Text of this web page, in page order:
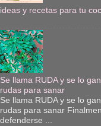
ideas y recetas para tu
Se llama RUDA y se lo
rudas para sanar
Se llama RUDA y se lo
rudas para sanar
defenderse ...